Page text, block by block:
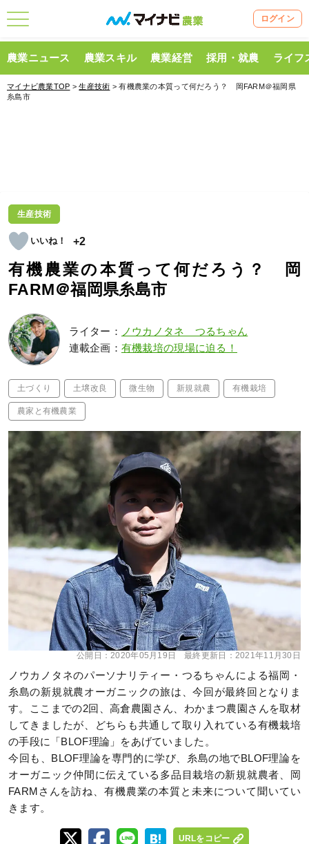
ログイン
農業ニュース 農業スキル 農業経営 採用・就農 ライフ
マイナビ農業TOP >生産技術 > 有機農業の本質って何だろう？ 岡FARM＠福岡県
糸島市
生産技術
+2
有機農業の本質って何だろう？ 岡
FARM＠福岡県糸島市
ライター：
ノウカノタネ つるちゃん
連載企画： 有機栽培の現場に迫る！
土づくり 土壌改良 微生物 新規就農 有機栽培
農家と有機農業
公開日：2020年05月19日 最終更新日： 2021年11月30日
ノウカノタネのパーソナリティー・つるちゃんによる福岡・
糸島の新規就農オーガニックの旅は、今回が最終回となりま
す。ここまでの2回、高倉農園さん、わかまつ農園さんを取材
してきましたが、どちらも共通して取り入れている有機栽培
の手段に「BLOF理論」をあげていました。
今回も、BLOF理論を専門的に学び、糸島の地でBLOF理論を
オーガニック仲間に伝えている多品目栽培の新規就農者、岡
FARMさんを訪ね、有機農業の本質と未来について聞いてい
きます。
URLをコピー